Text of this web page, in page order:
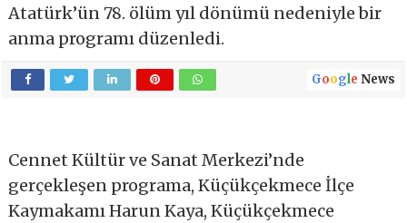
Atatürk’ün 78. ölüm yıl dönümü nedeniyle bir
anma programı düzenledi.
Google News
Cennet Kültür ve Sanat Merkezi’nde
gerçekleşen programa, Küçükçekmece İlçe
Kaymakamı Harun Kaya, Küçükçekmece